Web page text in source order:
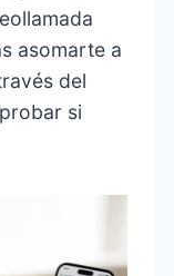
asomarte a
del
si